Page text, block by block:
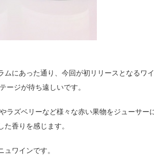
にあった通り、今回が初リリースとなるワ
ージが待ち遠しいです。
ラズベリーなど様々な赤い果物をジューサー
香りを感じます。
ワインです。